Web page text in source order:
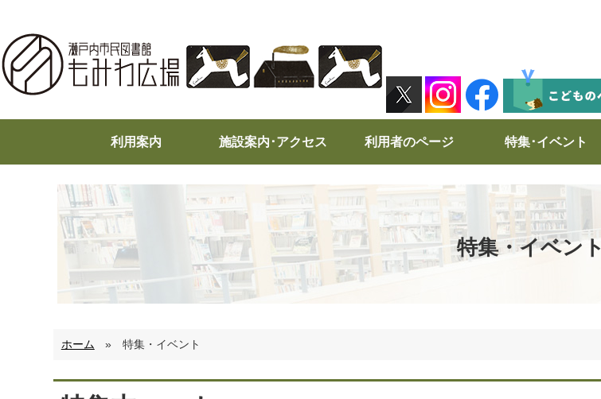
容
を
ス
利用案内 施設案内･アクセス 利用者のページ 特集･イベント
特集・イベント
ホーム » 特集・イベント